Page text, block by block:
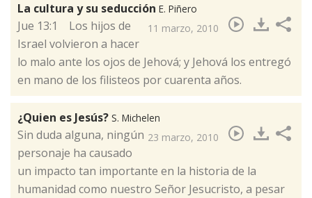
La cultura y su seducción E. Piñero
11 marzo, 2010
​Jue 13:1 Los hijos de
Israel volvieron a hacer
lo malo ante los ojos de Jehová; y Jehová los entregó
en mano de los filisteos por cuarenta años.
¿Quien es Jesús? S. Michelen
23 marzo, 2010
​Sin duda alguna, ningún
personaje ha causado
un impacto tan importante en la historia de la
humanidad como nuestro Señor Jesucristo, a pesar